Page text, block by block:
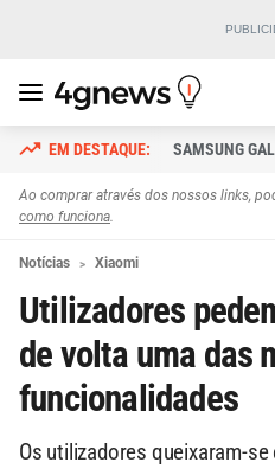
SAMSUNG
Ao comprar através dos nossos links,
como funciona.
Notícias Xiaomi
Utilizadores
de volta uma das
funcionalidades
Os utilizadores queixaram-